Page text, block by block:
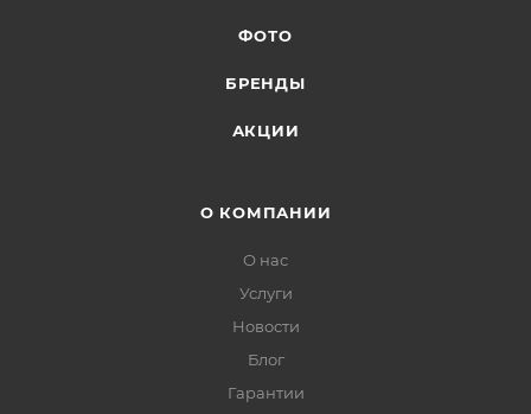
ФОТО
БРЕНДЫ
АКЦИИ
О КОМПАНИИ
О нас
Услуги
Новости
Блог
Гарантии